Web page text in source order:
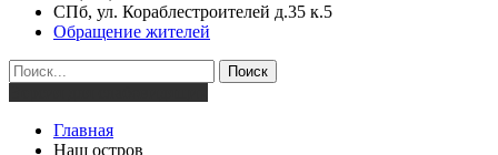
СПб, ул. Кораблестроителей д.35 к.5
Обращение жителей
Поиск
Главная
Наш остров